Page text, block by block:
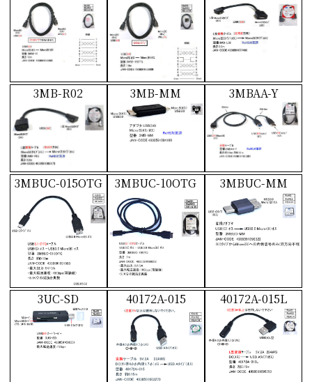
3MB-R02 3MB-MM 3MBAA-Y
3MBUC-015OTG 3MBUC-10OTG 3MBUC-MM
3UC-SD 40172A-015 40172A-015L